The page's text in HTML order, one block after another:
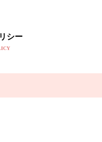
シー